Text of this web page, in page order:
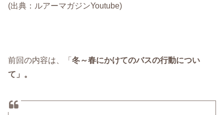
(出典：ルアーマガジンYoutube)
前回の内容は、「冬～春にかけてのバスの行動につい
て」。